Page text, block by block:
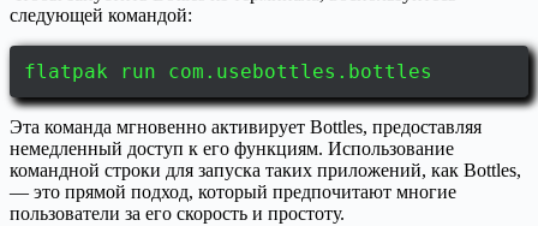
следующей командой:
flatpak run com.usebottles.bottles
Эта команда мгновенно активирует Bottles, предоставляя
немедленный доступ к его функциям. Использование
командной строки для запуска таких приложений, как Bottles,
— это прямой подход, который предпочитают многие
пользователи за его скорость и простоту.